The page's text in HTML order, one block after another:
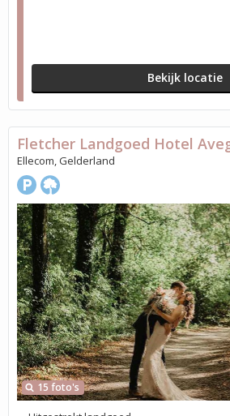
Bekijk locatie
15 foto's
Fletcher Landgoed Hotel
Ellecom, Gelderland